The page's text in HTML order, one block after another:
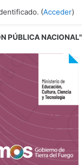
PÚBLICA NACIONAL"
(Acceder)